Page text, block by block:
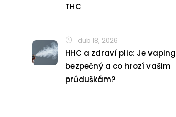
THC
dub 18, 2026
HHC a zdraví plic: Je vaping
bezpečný a co hrozí vašim
průduškám?